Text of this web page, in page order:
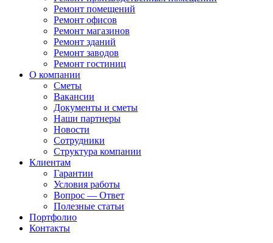
Ремонт помещений
Ремонт офисов
Ремонт магазинов
Ремонт зданий
Ремонт заводов
Ремонт гостиниц
О компании
Сметы
Вакансии
Документы и сметы
Наши партнеры
Новости
Сотрудники
Структура компании
Клиентам
Гарантии
Условия работы
Вопрос — Ответ
Полезные статьи
Портфолио
Контакты